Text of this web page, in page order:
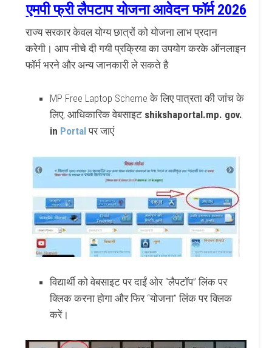
एमपी फ्री लैपटाप योजना आवेदन फॉर्म 2026
राज्य सरकार केवल योग्य छात्रों को योजना लाभ प्रदान
करेगी। आप नीचे दी गयी प्रक्रिया का उपयोग करके ऑनलाइन
फॉर्म भरने और अन्य जानकारी ले सकते है
MP Free Laptop Scheme के लिए पात्रता की जांच के
लिए, आधिकारिक वेबसाइट shikshaportal.mp. gov.
in Portalपर जाएं
विद्यार्थी को वेबसाइट पर दाईं ओर “लैपटॉप” लिंक पर
क्लिक करना होगा और फिर “योजना” लिंक पर क्लिक
करें।